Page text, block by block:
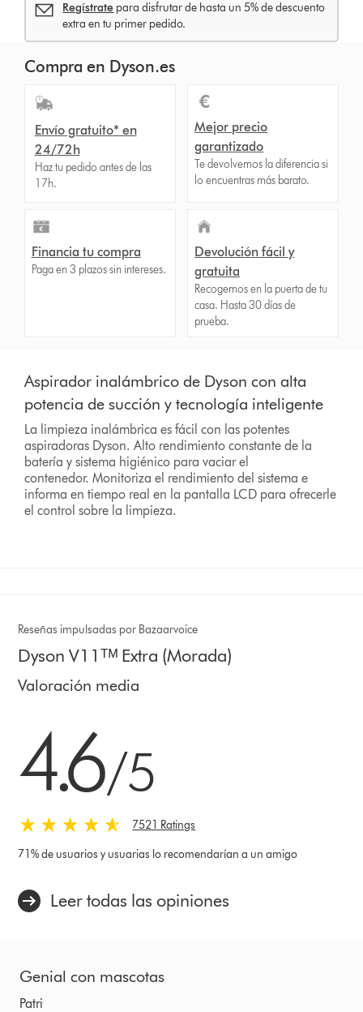
Regístrate para disfrutar de hasta un 5% de descuento
extra en tu primer pedido.
Compra en Dyson.es
Envío gratuito* en
24/72h
Haz tu pedido antes de las
17h.
Mejor precio
garantizado
Te devolvemos la diferencia si
lo encuentras más barato.
Financia tu compra
Paga en 3 plazos sin intereses.
Devolución fácil y
gratuita
Recogemos en la puerta de tu
casa. Hasta 30 días de
prueba.
Aspirador inalámbrico de Dyson con alta
potencia de succión y tecnología inteligente
La limpieza inalámbrica es fácil con las potentes
aspiradoras Dyson. Alto rendimiento constante de la
batería y sistema higiénico para vaciar el
contenedor. Monitoriza el rendimiento del sistema e
informa en tiempo real en la pantalla LCD para ofrecerle
el control sobre la limpieza.
Reseñas impulsadas por Bazaarvoice
Dyson V11ᵀᴹ Extra (Morada)
Valoración media
4.6/5
7521 Ratings
71% de usuarios y usuarias lo recomendarían a un amigo
Leer todas las opiniones
Genial con mascotas
Patri